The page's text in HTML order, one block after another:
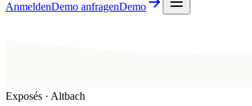
AnmeldenDemo anfragenDemo
Exposés · Altbach